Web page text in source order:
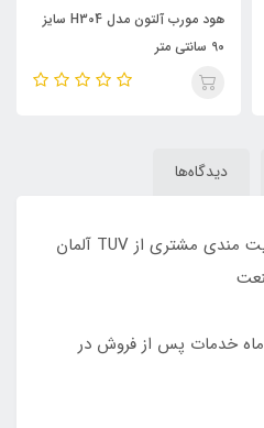
هود مورب آلتون مدل H304 سایز
90 سانتی متر
دیدگاه‌ها
اولین دارنده استاندارد رضایت مندی مشتری از TUV آلمان
دارای ٢۴ ماه ضمانت و ١٢١ ماه خدمات پس از فروش در